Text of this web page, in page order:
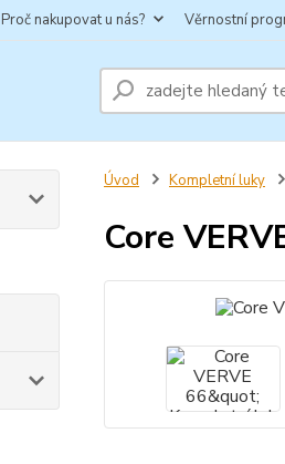
Proč nakupovat u nás? Věrnostní
Úvod Kompletní luky
Core